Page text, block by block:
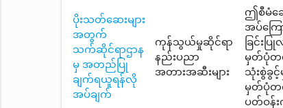
ပိုးသတ်ဆေးများ
အတွက်
သက်ဆိုင်ရာဌာန
မှ အတည်ပြု
ချက်ရယူရန်လို
အပ်ချက်
ကုန်သွယ်မှုဆိုင်ရာ
နည်းပညာ
အတားအဆီးများ
ဤစီမံဆ
အပ်ကြ
ခြင်း
မှတ်ပုံတ
သုံးစွဲခွ
မှတ်ပုံတ
ပတ်ဝန်